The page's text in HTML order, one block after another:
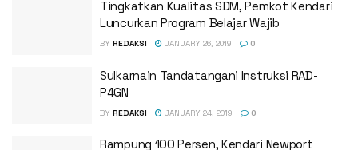
Tingkatkan Kualitas SDM, Pemkot Kendari
Luncurkan Program Belajar Wajib
BY REDAKSI JANUARY 26, 2019 0
Sulkarnain Tandatangani Instruksi RAD-
P4GN
BY REDAKSI JANUARY 24, 2019 0
Rampung 100 Persen, Kendari Newport